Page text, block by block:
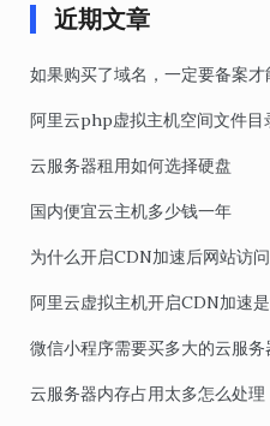
近期文章
如果购买了域名，一定要备案才
阿里云php虚拟主机空间文件目
云服务器租用如何选择硬盘
国内便宜云主机多少钱一年
为什么开启CDN加速后网站访
阿里云虚拟主机开启CDN加速
微信小程序需要买多大的云服务
云服务器内存占用太多怎么处理